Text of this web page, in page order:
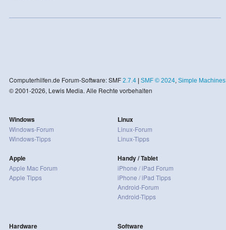
Computerhilfen.de Forum-Software: SMF 2.7.4| SMF © 2024, Simple Machines
© 2001-2026, Lewis Media. Alle Rechte vorbehalten
Windows
Windows-Forum
Windows-Tipps
Apple
Apple Mac Forum
Apple Tipps
Linux
Linux-Forum
Linux-Tipps
Handy / Tablet
iPhone / iPad Forum
iPhone / iPad Tipps
Android-Forum
Android-Tipps
Hardware Software